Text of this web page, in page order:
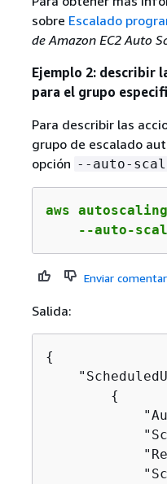
sobre Escalado
de Amazon EC2 Auto
Ejemplo 2: describir
para el grupo
Para describir las
grupo de escalado
opción --auto-
aws
--auto-
Enviar
Salida:
{
{